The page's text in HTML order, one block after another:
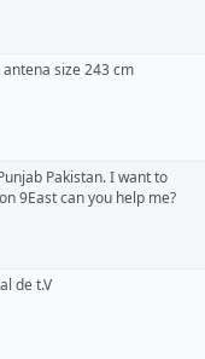
antena size 243 cm
Pakistan. I want to
9East can you help me?
de t.V